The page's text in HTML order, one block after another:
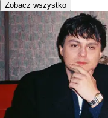
Zobacz wszystko